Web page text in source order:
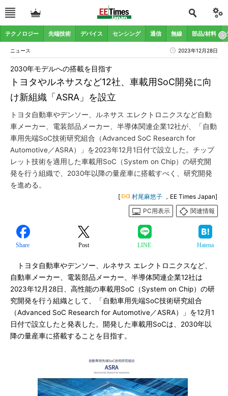
テクノロジー 先端技術 デバイス センシング 通信 無線 部品/材料
ニュース 2023年12月28日
トヨタやルネサスなど12社、車載用SoC開発に向
け新組織「ASRA」を設立
2030年モデルへの搭載を目指す
トヨタ自動車やデンソー、ルネサス エレクトロニクスなど自動
車メーカー、電装部品メーカー、半導体関連企業12社が、「自動
車用先端SoC技術研究組合（Advanced SoC Research for
Automotive／ASRA）」を2023年12月1日付で設立した。チップ
レット技術を適用した車載用SoC（System on Chip）の研究開
発を行う組織で、2030年以降の量産車に搭載すべく、研究開発
を進める。
[ 村尾麻悠子 ，EE Times Japan]
PC用表示
関連情報
Share Post LINE Hatena
トヨタ自動車やデンソー、ルネサス エレクトロニクスなど、
自動車メーカー、電装部品メーカー、半導体関連企業12社は
2023年12月28日、高性能の車載用SoC（System on Chip）の研
究開発を行う組織として、「自動車用先端SoC技術研究組合
（Advanced SoC Research for Automotive／ASRA）」を12月1
日付で設立したと発表した。開発した車載用SoCは、2030年以
降の量産車に搭載することを目指す。